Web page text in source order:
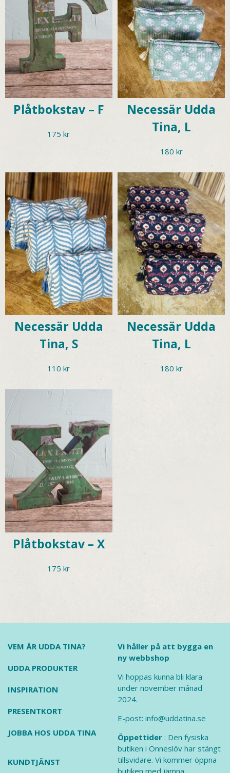
Plåtbokstav – F
175kr
Necessär Udda
Tina, L
180 kr
Necessär Udda
Tina, S
110kr
Necessär Udda
Tina, L
180 kr
Plåtbokstav – X
175kr
VEM ÄR UDDA TINA?
UDDA PRODUKTER
INSPIRATION
PRESENTKORT
JOBBA HOS UDDA TINA
KUNDTJÄNST
Vi håller på att bygga en
ny webbshop
Vi hoppas kunna bli klara
under november månad
2024.
E-post: info@uddatina.se
Öppettider : Den fysiska
butiken i Önneslöv har stängt
tillsvidare. Vi kommer öppna
butiken med jämna